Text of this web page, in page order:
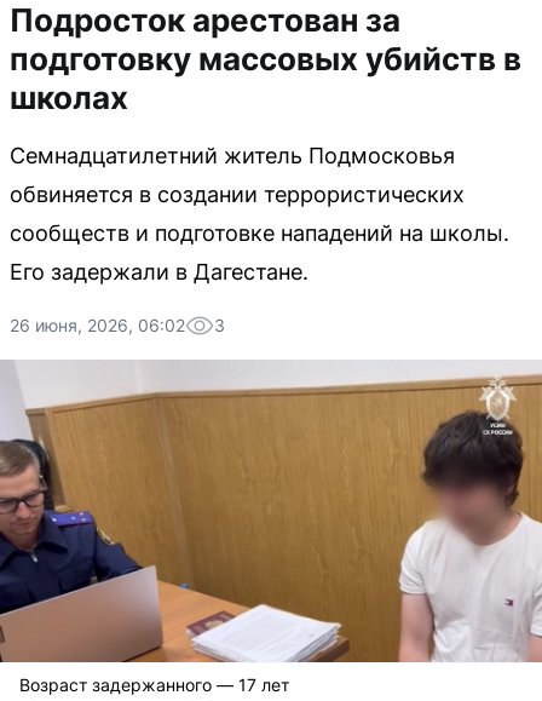
Подросток арестован за
подготовку массовых убийств в
школах
Семнадцатилетний житель Подмосковья
обвиняется в создании террористических
сообществ и подготовке нападений на школы.
Его задержали в Дагестане.
26 июня, 2026, 06:02 3
Возраст задержанного — 17 лет